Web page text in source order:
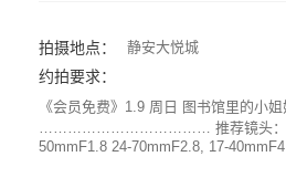
拍摄地点： 静安大悦城
约拍要求：
《会员免费》1.9 周日 图书馆里的小姐
……………………………… 推荐镜头：
50mmF1.8 24-70mmF2.8, 17-